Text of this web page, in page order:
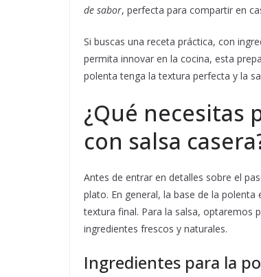
de sabor, perfecta para compartir en
Si buscas una receta práctica, con
permita innovar en la cocina, esta
polenta tenga la textura perfecta y la
¿Qué necesitas
con salsa
Antes de entrar en detalles sobre el
plato. En general, la base de la
textura final. Para la salsa, optaremos
ingredientes frescos y naturales.
Ingredientes para la